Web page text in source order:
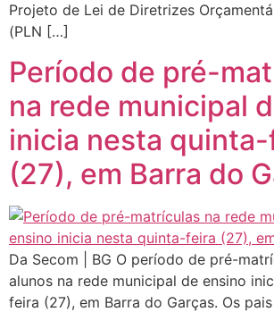
Projeto de Lei de Diretrizes
(PLN […]
Período de pré-
na rede municipal
inicia nesta
(27), em Barra do
Da Secom | BG O período de pré-
alunos na rede municipal de ensino
feira (27), em Barra do Garças. Os